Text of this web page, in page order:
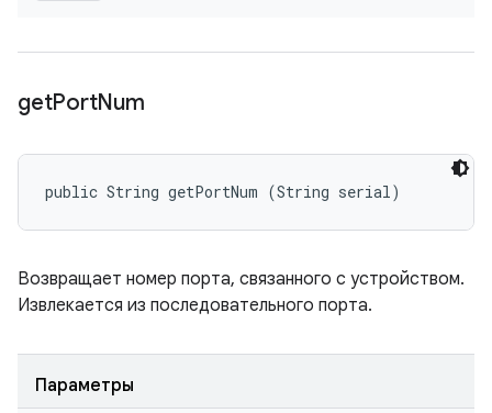
getPortNum
public String getPortNum (String serial)
Возвращает номер порта, связанного с устройством.
Извлекается из последовательного порта.
Параметры